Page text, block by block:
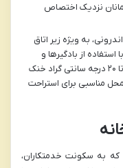
نزدیک اختصاص
به ویژه زیر اتاق
استفاده از بادگیرها و
رطوبت حاصل از حوض مرکزی، دمای ۱۵ تا ۲۰ درجه سانتی گراد خنک
مناسبی برای استراحت
به سکونت خدمتکاران،